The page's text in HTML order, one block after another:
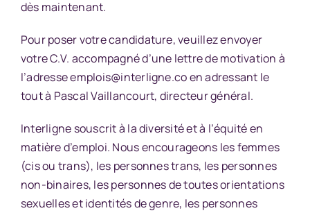
dès maintenant.
Pour poser votre candidature, veuillez envoyer
votre C.V. accompagné d’une lettre de motivation à
l’adresseemplois@interligne.coen adressant le
tout à Pascal Vaillancourt, directeur général.
Interligne souscrit à la diversité et à l’équité en
matière d’emploi. Nous encourageons les femmes
(cis ou trans), les personnes trans, les personnes
non-binaires, les personnes de toutes orientations
sexuelles et identités de genre, les personnes